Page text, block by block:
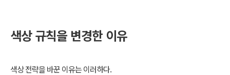
색상 규칙을 변경한 이유
색상 전략을 바꾼 이유는 이러하다.